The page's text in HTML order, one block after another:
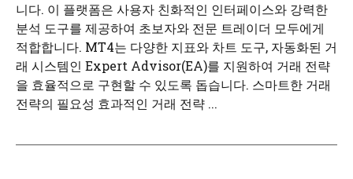
니다. 이 플랫폼은 사용자 친화적인 인터페이스와 강력한
분석 도구를 제공하여 초보자와 전문 트레이더 모두에게
적합합니다. MT4는 다양한 지표와 차트 도구, 자동화된 거
래 시스템인 Expert Advisor(EA)를 지원하여 거래 전략
을 효율적으로 구현할 수 있도록 돕습니다. 스마트한 거래
전략의 필요성 효과적인 거래 전략 ...